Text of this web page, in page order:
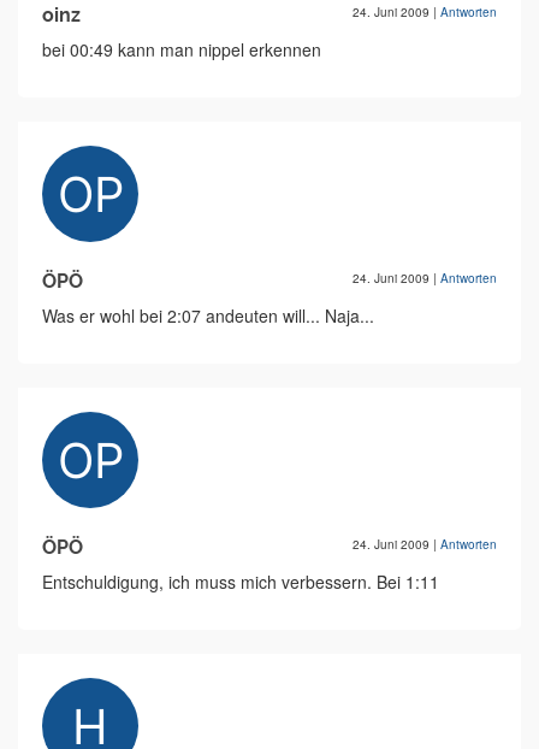
oinz 24. Juni 2009 | Antworten
bei 00:49 kann man nippel erkennen
ÖPÖ 24. Juni 2009 | Antworten
Was er wohl bei 2:07 andeuten will... Naja...
ÖPÖ 24. Juni 2009 | Antworten
Entschuldigung, ich muss mich verbessern. Bei 1:11